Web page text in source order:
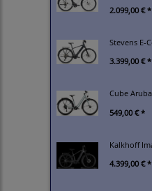
2.099,00 € *
Stevens E-
3.399,00 € *
Cube
549,00 € *
Kalkhoff
4.399,00 € *